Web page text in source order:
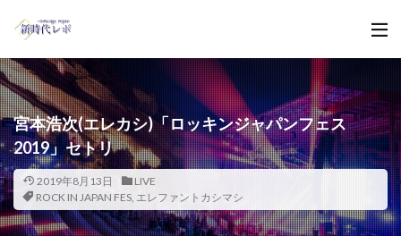
宮本浩次(エレカシ)「ロッキンジャパンフェス
2019」セトリ
2019年8月13日
LIVE
ROCK IN JAPAN FES, エレファントカシマシ